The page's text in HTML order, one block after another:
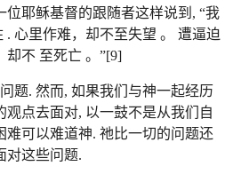
位耶稣基督的跟随者这样说到, “我
. 心里作难，却不至失望 。 遭逼迫
却不 至死亡 。”[9]
题. 然而, 如果我们与神一起经历
观点去面对, 以一鼓不是从我们自
难可以难道神. 祂比一切的问题还
对这些问题.